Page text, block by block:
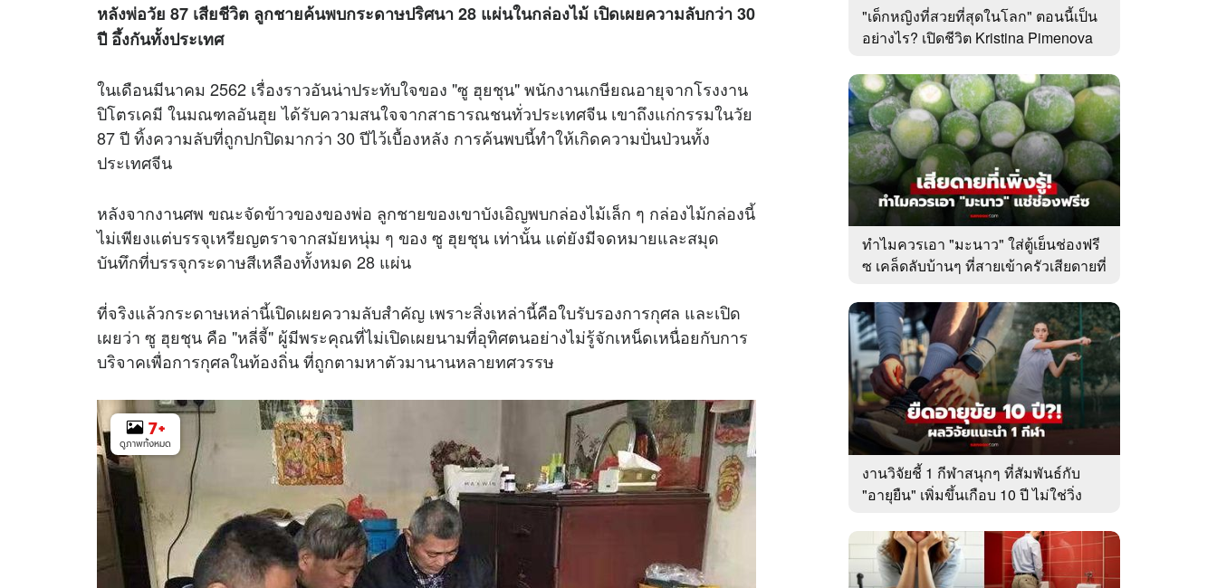
หลังพ่อวัย 87 เสียชีวิต ลูกชายค้นพบกระดาษปริศนา 28 แผ่นในกล่องไม้ เปิดเผยความลับกว่า 30
ปี อึ้งกันทั้งประเทศ
ในเดือนมีนาคม 2562 เรื่องราวอันน่าประทับใจของ "ซู ฮุยชุน" พนักงานเกษียณอายุจากโรงงาน
ปิโตรเคมี ในมณฑลอันฮุย ได้รับความสนใจจากสาธารณชนทั่วประเทศจีน เขาถึงแก่กรรมในวัย
87 ปี ทิ้งความลับที่ถูกปกปิดมากว่า 30 ปีไว้เบื้องหลัง การค้นพบนี้ทำให้เกิดความปั่นป่วนทั้ง
ประเทศจีน
หลังจากงานศพ ขณะจัดข้าวของของพ่อ ลูกชายของเขาบังเอิญพบกล่องไม้เล็ก ๆ กล่องไม้กล่องนี้
ไม่เพียงแต่บรรจุเหรียญตราจากสมัยหนุ่ม ๆ ของ ซู ฮุยชุน เท่านั้น แต่ยังมีจดหมายและสมุด
บันทึกที่บรรจุกระดาษสีเหลืองทั้งหมด 28 แผ่น
ที่จริงแล้วกระดาษเหล่านี้เปิดเผยความลับสำคัญ เพราะสิ่งเหล่านี้คือใบรับรองการกุศล และเปิด
เผยว่า ซู ฮุยชุน คือ "หลี่จี้" ผู้มีพระคุณที่ไม่เปิดเผยนามที่อุทิศตนอย่างไม่รู้จักเหน็ดเหนื่อยกับการ
บริจาคเพื่อการกุศลในท้องถิ่น ที่ถูกตามหาตัวมานานหลายทศวรรษ
7+
ดูภาพทั้งหมด
"เด็กหญิงที่สวยที่สุดในโลก" ตอนนี้เป็น
อย่างไร? เปิดชีวิต Kristina Pimenova
ทำไมควรเอา "มะนาว" ใส่ตู้เย็นช่องฟรี
ซ เคล็ดลับบ้านๆ ที่สายเข้าครัวเสียดายที่
งานวิจัยชี้ 1 กีฬาสนุกๆ ที่สัมพันธ์กับ
"อายุยืน" เพิ่มขึ้นเกือบ 10 ปี ไม่ใช่วิ่ง